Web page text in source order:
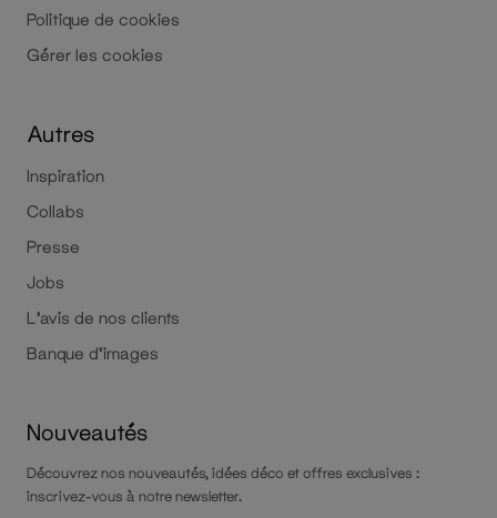
Politique de cookies
Gérer les cookies
Autres
Inspiration
Collabs
Presse
Jobs
L'avis de nos clients
Banque d'images
Nouveautés
Découvrez nos nouveautés, idées déco et offres exclusives :
inscrivez-vous à notre newsletter.